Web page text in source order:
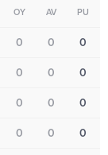
OY AV PU
0 0 0
0 0 0
0 0 0
0 0 0